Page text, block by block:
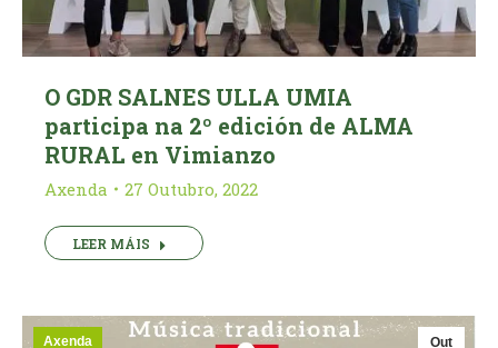
O GDR SALNES ULLA UMIA
participa na 2º edición de ALMA
RURAL en Vimianzo
Axenda 27 Outubro, 2022
LEER MÁIS
Out
Axenda